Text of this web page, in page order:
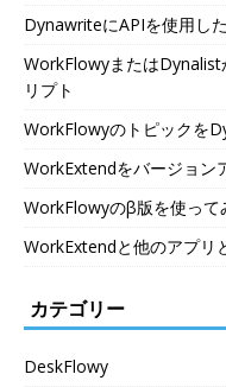
DynawriteにAPIを使用し
WorkFlowyまたはDynalist
リプト
WorkFlowyのトピックを
WorkExtendをバージョン
WorkFlowyのβ版を使って
WorkExtendと他のアプリ
カテゴリー
DeskFlowy